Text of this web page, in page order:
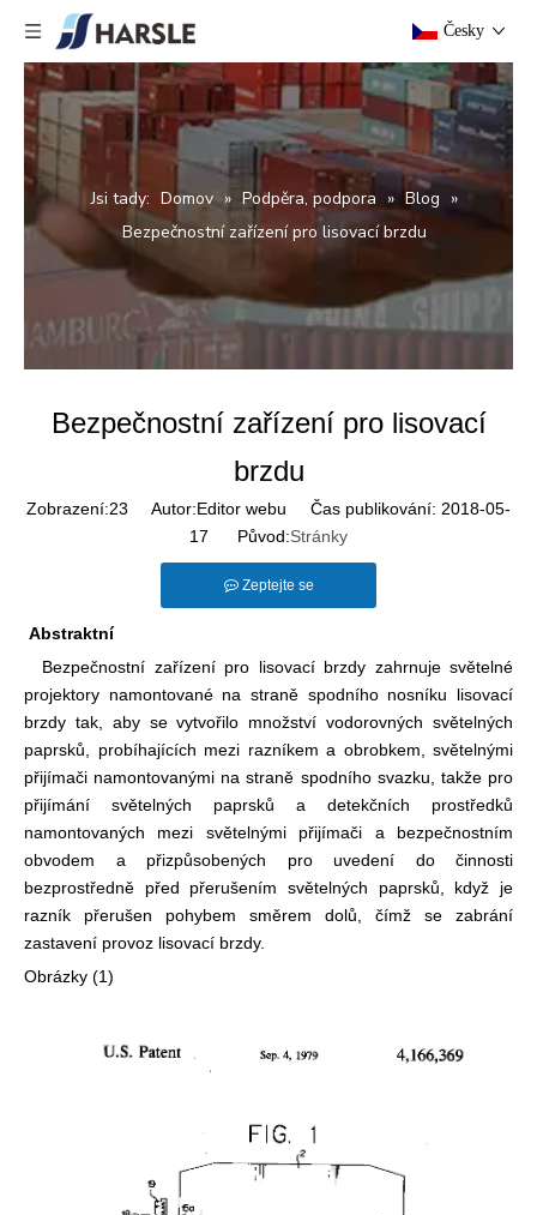
Česky
Jsi tady: Domov » Podpěra, podpora » Blog »
Bezpečnostní zařízení pro lisovací brzdu
Bezpečnostní zařízení pro lisovací
brzdu
Zobrazení:23 Autor:Editor webu Čas publikování: 2018-05-
17 Původ:Stránky
Zeptejte se
Abstraktní
Bezpečnostní zařízení pro lisovací brzdy zahrnuje světelné
projektory namontované na straně spodního nosníku lisovací
brzdy tak, aby se vytvořilo množství vodorovných světelných
paprsků, probíhajících mezi razníkem a obrobkem, světelnými
přijímači namontovanými na straně spodního svazku, takže pro
přijímání světelných paprsků a detekčních prostředků
namontovaných mezi světelnými přijímači a bezpečnostním
obvodem a přizpůsobených pro uvedení do činnosti
bezprostředně před přerušením světelných paprsků, když je
razník přerušen pohybem směrem dolů, čímž se zabrání
zastavení provoz lisovací brzdy.
Obrázky (1)